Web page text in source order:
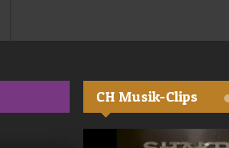
CH Musik-Clips